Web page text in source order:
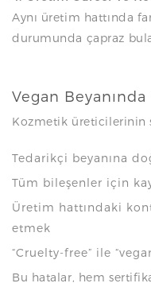
Aynı üretim hattında
durumunda çapraz
Vegan Beyanında
Kozmetik üreticilerinin
Tedarikçi beyanına
Tüm bileşenler için
Üretim hattındaki
etmek
“Cruelty-free” ile
Bu hatalar, hem